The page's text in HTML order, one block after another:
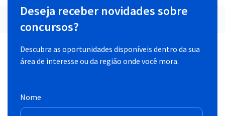
Deseja receber novidades sobre
concursos?
Descubra as oportunidades disponíveis dentro da sua
área de interesse ou da região onde você mora.
Nome